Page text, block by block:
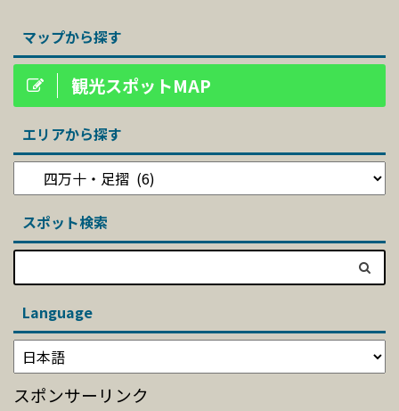
マップから探す
観光スポットMAP
エリアから探す
スポット検索
Language
スポンサーリンク